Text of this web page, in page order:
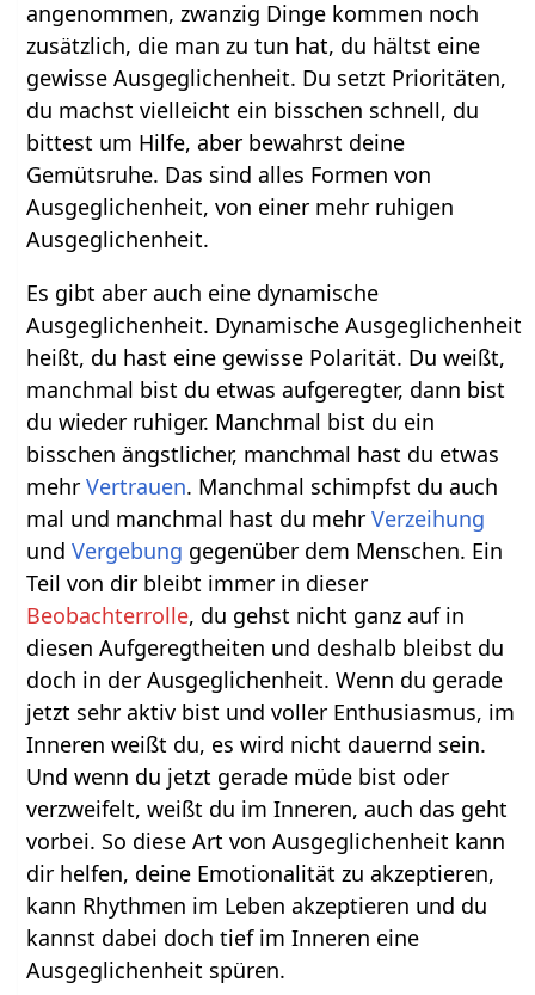
angenommen, zwanzig Dinge kommen noch
zusätzlich, die man zu tun hat, du hältst eine
gewisse Ausgeglichenheit. Du setzt Prioritäten,
du machst vielleicht ein bisschen schnell, du
bittest um Hilfe, aber bewahrst deine
Gemütsruhe. Das sind alles Formen von
Ausgeglichenheit, von einer mehr ruhigen
Ausgeglichenheit.
Es gibt aber auch eine dynamische
Ausgeglichenheit. Dynamische Ausgeglichenheit
heißt, du hast eine gewisse Polarität. Du weißt,
manchmal bist du etwas aufgeregter, dann bist
du wieder ruhiger. Manchmal bist du ein
bisschen ängstlicher, manchmal hast du etwas
mehrVertrauen. Manchmal schimpfst du auch
mal und manchmal hast du mehrVerzeihung
undVergebung gegenüber dem Menschen. Ein
Teil von dir bleibt immer in dieser
Beobachterrolle, du gehst nicht ganz auf in
diesen Aufgeregtheiten und deshalb bleibst du
doch in der Ausgeglichenheit. Wenn du gerade
jetzt sehr aktiv bist und voller Enthusiasmus, im
Inneren weißt du, es wird nicht dauernd sein.
Und wenn du jetzt gerade müde bist oder
verzweifelt, weißt du im Inneren, auch das geht
vorbei. So diese Art von Ausgeglichenheit kann
dir helfen, deine Emotionalität zu akzeptieren,
kann Rhythmen im Leben akzeptieren und du
kannst dabei doch tief im Inneren eine
Ausgeglichenheit spüren.